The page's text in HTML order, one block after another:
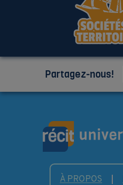
À PROPOS
Partagez-nous!